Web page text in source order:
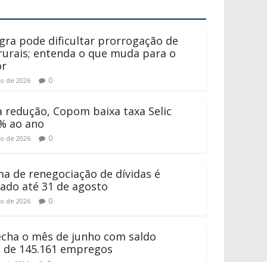
pode dificultar prorrogação de
entenda o que muda para o
de 2026 0
redução, Copom baixa taxa Selic
ao ano
de 2026 0
de renegociação de dívidas é
até 31 de agosto
de 2026 0
o mês de junho com saldo
145.161 empregos